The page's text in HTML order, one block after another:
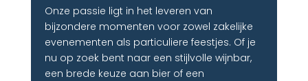
Onze passie ligt in het leveren van
bijzondere momenten voor zowel zakelijke
evenementen als particuliere feestjes. Of je
nu op zoek bent naar een stijlvolle wijnbar,
een brede keuze aan bier of een